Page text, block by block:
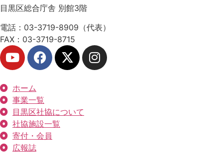
目黒区総合庁舎 別館3階
電話：03-3719-8909（代表）
FAX：03-3719-8715
ホーム
事業一覧
目黒区社協について
社協施設一覧
寄付・会員
広報誌